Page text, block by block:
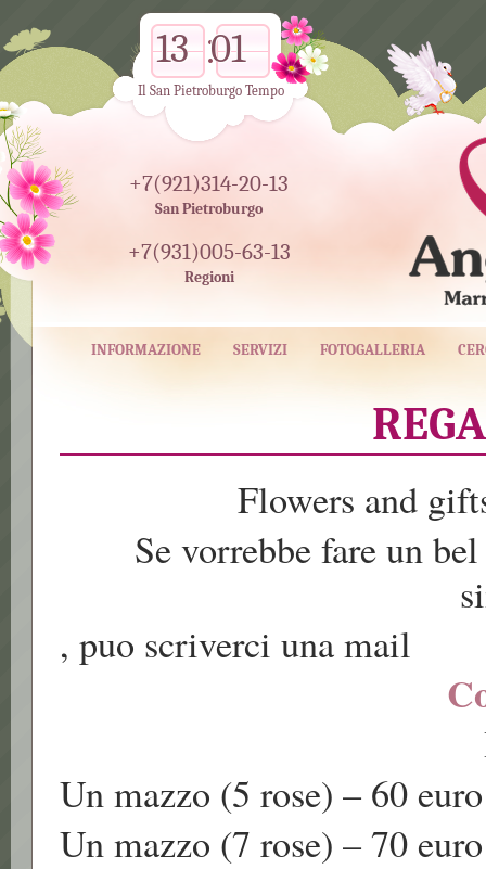
+7(921)314-20-13
San Pietroburgo
+7(931)005-63-13
Regioni
13 01
Il San Pietroburgo Tempo
INFORMAZIONE SERVIZI FOTOGALLERIA
Flowers and
Se vorrebbe fare un
, puo scriverci una mail
Un mazzo (5 rose) – 60 euro
Un mazzo (7 rose) – 70 euro